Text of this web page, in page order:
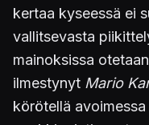
kertaa kyseessä ei
vallitsevasta
mainoksissa
ilmestynyt Mario
körötellä